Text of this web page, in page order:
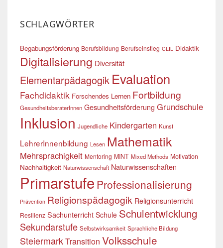
SCHLAGWÖRTER
Begabungsförderung Berufsbildung Berufseinstieg CLIL Didaktik
Digitalisierung Diversität
Elementarpädagogik Evaluation
Fachdidaktik Forschendes Lernen Fortbildung
GesundheitsberaterInnen Gesundheitsförderung Grundschule
Inklusion Jugendliche Kindergarten Kunst
LehrerInnenbildung Lesen Mathematik
Mehrsprachigkeit Mentoring MINT Mixed Methods Motivation
Nachhaltigkeit Naturwissenschaft Naturwissenschaften
Primarstufe Professionalisierung
Prävention Religionspädagogik Religionsunterricht
Resilienz Sachunterricht Schule Schulentwicklung
Sekundarstufe Selbstwirksamkeit Sprachliche Bildung
SteiermarkTransition Volksschule